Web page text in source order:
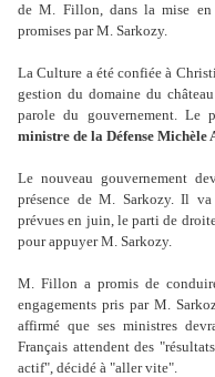
de M. Fillon, dans la mise en
promises par M. Sarkozy.
La Culture a été confiée à
gestion du domaine du
parole du gouvernement. Le
ministre de la Défense
Le nouveau gouvernement
présence de M. Sarkozy. Il
prévues en juin, le parti de
pour appuyer M. Sarkozy.
M. Fillon a promis de
engagements pris par M.
affirmé que ses ministres
Français attendent des
actif", décidé à "aller vite".